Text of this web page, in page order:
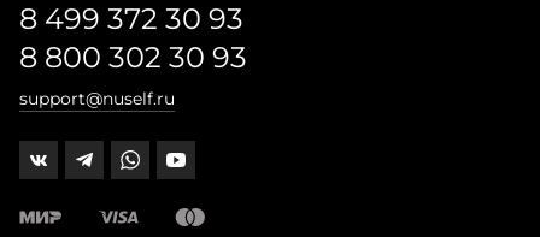
8 499 372 30 93
8 800 302 30 93
support@nuself.ru